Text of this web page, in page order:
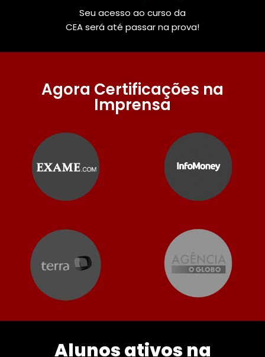
Seu acesso ao curso da
CEA será até passar na prova!
Agora Certificações na
Imprensa
Alunos ativos na